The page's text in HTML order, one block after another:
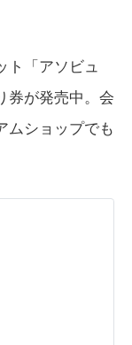
ト「アソビュ
券が発売中。会
ムショップでも